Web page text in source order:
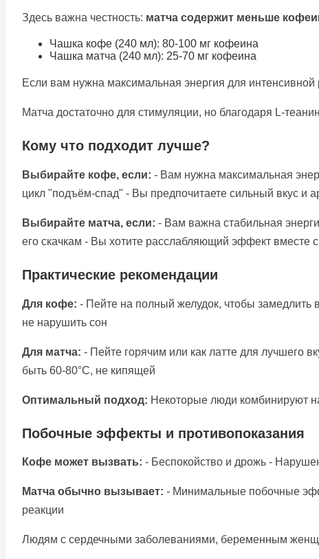
Здесь важна честность: матча содержит меньше
Чашка кофе (240 мл): 80-100 мг кофеина
Чашка матча (240 мл): 25-70 мг кофеина
Если вам нужна максимальная энергия для интенсивной
Матча достаточно для стимуляции, но благодаря L-
Кому что подходит лучше?
Выбирайте кофе, если: - Вам нужна максимальная
цикл "подъём-спад" - Вы предпочитаете сильный вкус и
Выбирайте матча, если: - Вам важна стабильная
его скачкам - Вы хотите расслабляющий эффект
Практические рекомендации
Для кофе: - Пейте на полный желудок, чтобы замедлить
не нарушить сон
Для матча: - Пейте горячим или как латте для лучшего
быть 60-80°С, не кипящей
Оптимальный подход: Некоторые люди комбинируют
Побочные эффекты и противопоказания
Кофе может вызвать: - Беспокойство и дрожь -
Матча обычно вызывает: - Минимальные побочные
реакции
Людям с сердечными заболеваниями, беременным